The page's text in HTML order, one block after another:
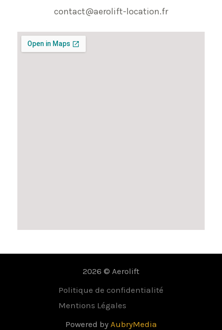
contact@aerolift-location.fr
2026 © Aerolift
Politique de confidentialité
Mentions Légales
Powered by AubryMedia